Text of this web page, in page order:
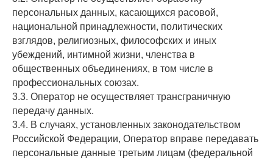
персональных данных, касающихся расовой,
национальной принадлежности, политических
взглядов, религиозных, философских и иных
убеждений, интимной жизни, членства в
общественных объединениях, в том числе в
профессиональных союзах.
3.3. Оператор не осуществляет трансграничную
передачу данных.
3.4. В случаях, установленных законодательством
Российской Федерации, Оператор вправе передавать
персональные данные третьим лицам (федеральной